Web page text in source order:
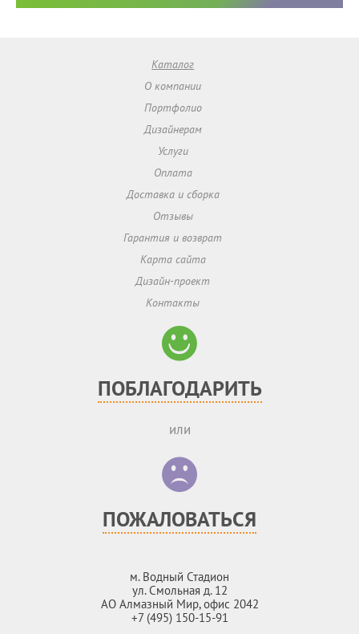
Каталог
О компании
Портфолио
Дизайнерам
Услуги
Оплата
Доставка и сборка
Отзывы
Гарантия и возврат
Карта сайта
Дизайн-проект
Контакты
ПОБЛАГОДАРИТЬ
или
ПОЖАЛОВАТЬСЯ
м. Водный Стадион
ул. Смольная д. 12
АО Алмазный Мир, офис 2042
+7 (495) 150-15-91